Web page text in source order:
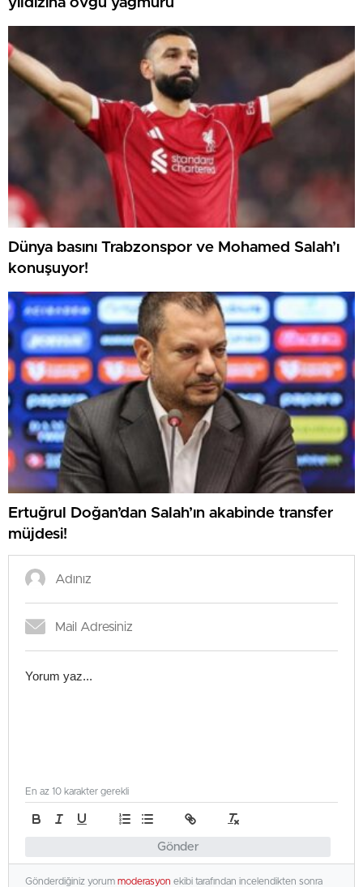
yıldızına övgü yağmuru
Dünya basını Trabzonspor ve Mohamed Salah’ı
konuşuyor!
Ertuğrul Doğan’dan Salah’ın akabinde transfer
müjdesi!
Gönder
En az 10 karakter gerekli
Gönderdiğiniz yorum moderasyon ekibi tarafından incelendikten sonra